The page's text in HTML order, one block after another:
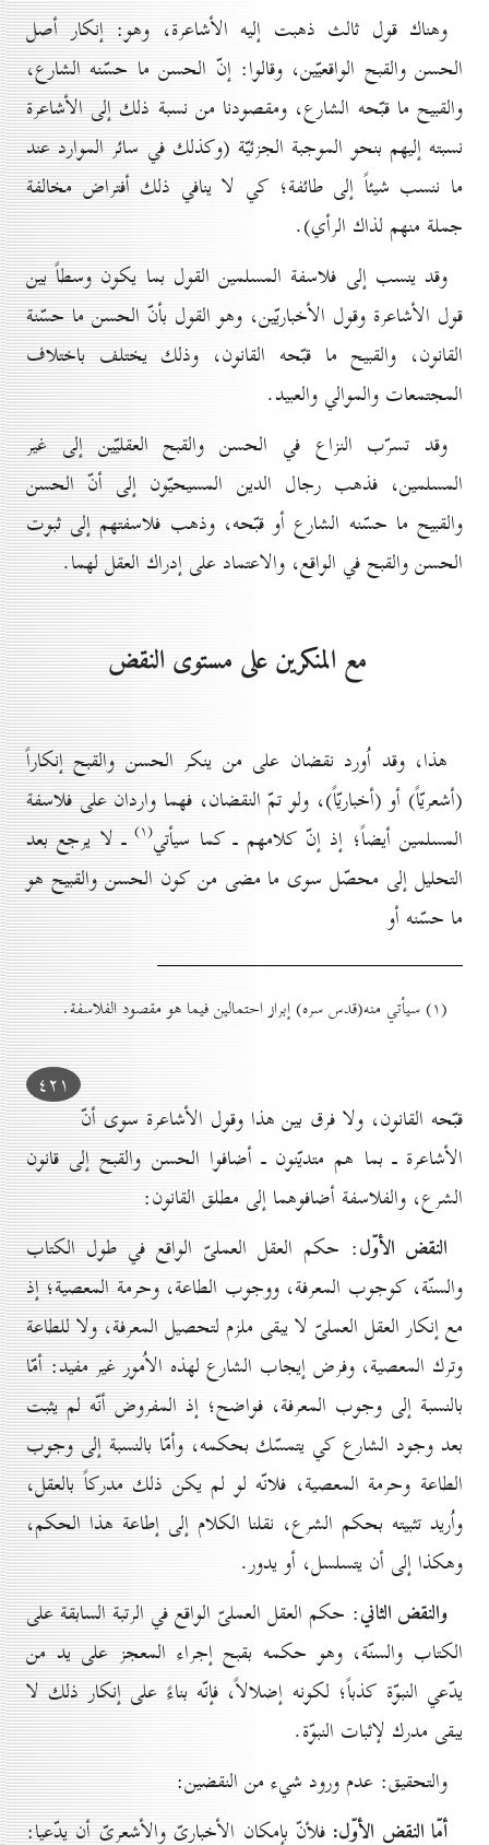
وهناك قول ثالث ذهبت إليه الأشاعرة، وهو: إنكار أصل
الحسن والقبح الواقعيّين، وقالوا: إنّ الحسن ما حسّنه الشارع،
والقبيح ما قبّحه الشارع، ومقصودنا من نسبة ذلك إلى الأشاعرة
نسبته إليهم بنحو الموجبة الجزئيّة (وكذلك في سائر الموارد عند
ما ننسب شيئاً إلى طائفة؛ كي لا ينافي ذلك أفتراض مخالفة
جملة منهم لذاك الرأي).
وقد ينسب إلى فلاسفة المسلمين القول بما يكون وسطاً بين
قول الأشاعرة وقول الأخباريّين، وهو القول بأنّ الحسن ما حسّنة
القانون، والقبيح ما قبّحه القانون، وذلك يختلف باختلاف
المجتمعات والموالي والعبيد.
وقد تسرّب النزاع في الحسن والقبح العقليّين إلى غير
المسلمين، فذهب رجال الدين المسيحيّون إلى أنّ الحسن
والقبيح ما حسّنه الشارع أو قبّحه، وذهب فلاسفتهم إلى ثبوت
الحسن والقبح في الواقع، والاعتماد على إدراك العقل لهما.
مع المنكرين على مستوى النقض
هذا، وقد اُورد نقضان على من ينكر الحسن والقبح إنكاراً
(أشعريّاً) أو (أخباريّاً)، ولو تمّ النقضان، فهما واردان على فلاسفة
المسلمين أيضاً؛ إذ إنّ كلامهم ـ كما سيأتي(۱) ـ لا يرجع بعد
التحليل إلى محصّل سوى ما مضى من كون الحسن والقبيح هو
ما حسّنه أو
(۱) سيأتي منه(قدس سره) إبراز احتمالين فيما هو مقصود الفلاسفة.
٤۲۱
قبّحه القانون، ولا فرق بين هذا وقول الأشاعرة سوى أنّ
الأشاعرة ـ بما هم متديّنون ـ أضافوا الحسن والقبح إلى قانون
الشرع، والفلاسفة أضافوهما إلى مطلق القانون:
النقض الأوّل: حكم العقل العملىّ الواقع في طول الكتاب
والسنّة، كوجوب المعرفة، ووجوب الطاعة، وحرمة المعصية؛ إذ
مع إنكار العقل العملىّ لا يبقى ملزم لتحصيل المعرفة، ولا للطاعة
وترك المعصية، وفرض إيجاب الشارع لهذه الاُمور غير مفيد: أمّا
بالنسبة إلى وجوب المعرفة، فواضح؛ إذ المفروض أنّه لم يثبت
بعد وجود الشارع كي يتمسّك بحكمه، وأمّا بالنسبة إلى وجوب
الطاعة وحرمة المعصية، فلانّه لو لم يكن ذلك مدركاً بالعقل،
واُريد تثبيته بحكم الشرع، نقلنا الكلام إلى إطاعة هذا الحكم،
وهكذا إلى أن يتسلسل، أو يدور.
والنقض الثاني: حكم العقل العملىّ الواقع في الرتبة السابقة على
الكتاب والسنّة، وهو حكمه بقبح إجراء المعجز على يد من
يدّعي النبوّة كذباً؛ لكونه إضلالاً، فإنّه بناءً على إنكار ذلك لا
يبقى مدرك لإثبات النبوّة.
والتحقيق: عدم ورود شيء من النقضين:
أمّا النقض الأوّل: فلأنّ بإمكان الأخبارىّ والأشعرىّ أن يدّعيا: